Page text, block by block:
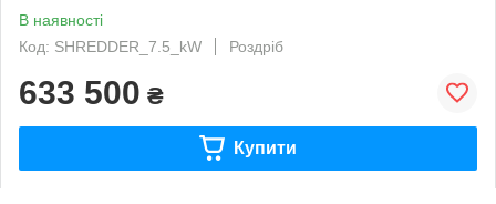
В наявності
Код: SHREDDER_7.5_kW
Роздріб
633 500 ₴
Купити